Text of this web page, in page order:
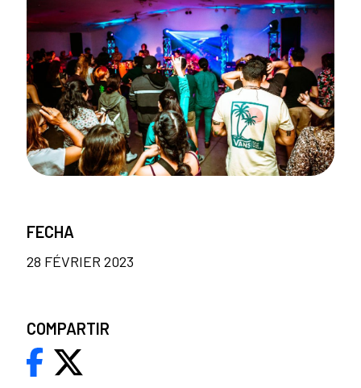
FECHA
28 FÉVRIER 2023
COMPARTIR